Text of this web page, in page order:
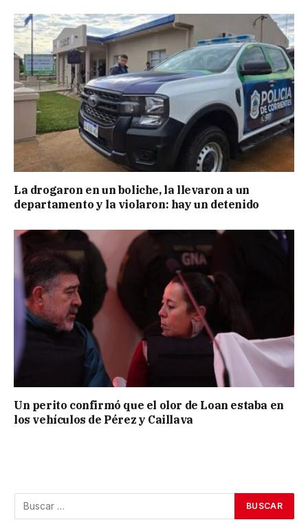
La drogaron en un boliche, la llevaron a un
departamento y la violaron: hay un detenido
Un perito confirmó que el olor de Loan estaba en
los vehículos de Pérez y Caillava